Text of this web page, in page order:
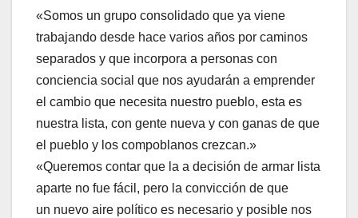
«Somos un grupo consolidado que ya viene
trabajando desde hace varios años por caminos
separados y que incorpora a personas con
conciencia social que nos ayudarán a emprender
el cambio que necesita nuestro pueblo, esta es
nuestra lista, con gente nueva y con ganas de que
el pueblo y los compoblanos crezcan.»
«Queremos contar que la a decisión de armar lista
aparte no fue fácil, pero la convicción de que
un nuevo aire político es necesario y posible nos